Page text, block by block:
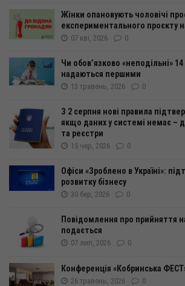
Жінки опановують чоловічі
експериментального проєкту
07 кві, 2026 0
Чи обов’язково «неподільні»
надаються першими
13 травень, 2026 0
З 2 серпня нові правила
якщо даних у системі немає –
та реєстри
15 чер, 2026 0
Офіси «Зроблено в Україні»:
розвитку бізнесу
30 бер, 2026 0
Повідомлення про прийняття
подається
07 лип, 2026 0
Конференція «Кобринська
26 травень, 2026 0